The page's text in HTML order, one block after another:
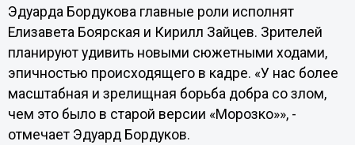
Эдуарда Бордукова главные роли исполнят
Елизавета Боярская и Кирилл Зайцев. Зрителей
планируют удивить новыми сюжетными ходами,
эпичностью происходящего в кадре. «У нас более
масштабная и зрелищная борьба добра со злом,
чем это было в старой версии «Морозко»», -
отмечает Эдуард Бордуков.